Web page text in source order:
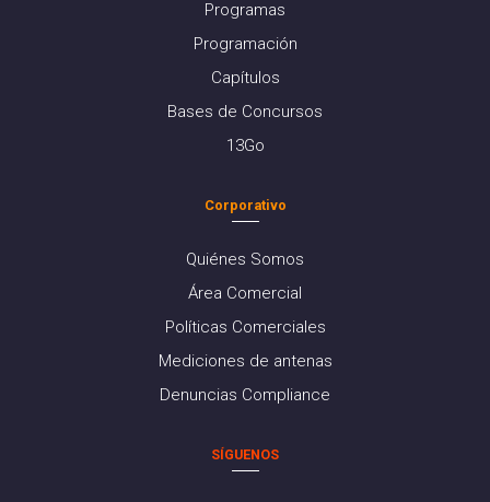
Programas
Programación
Capítulos
Bases de Concursos
13Go
Corporativo
Quiénes Somos
Área Comercial
Políticas Comerciales
Mediciones de antenas
Denuncias Compliance
SÍGUENOS